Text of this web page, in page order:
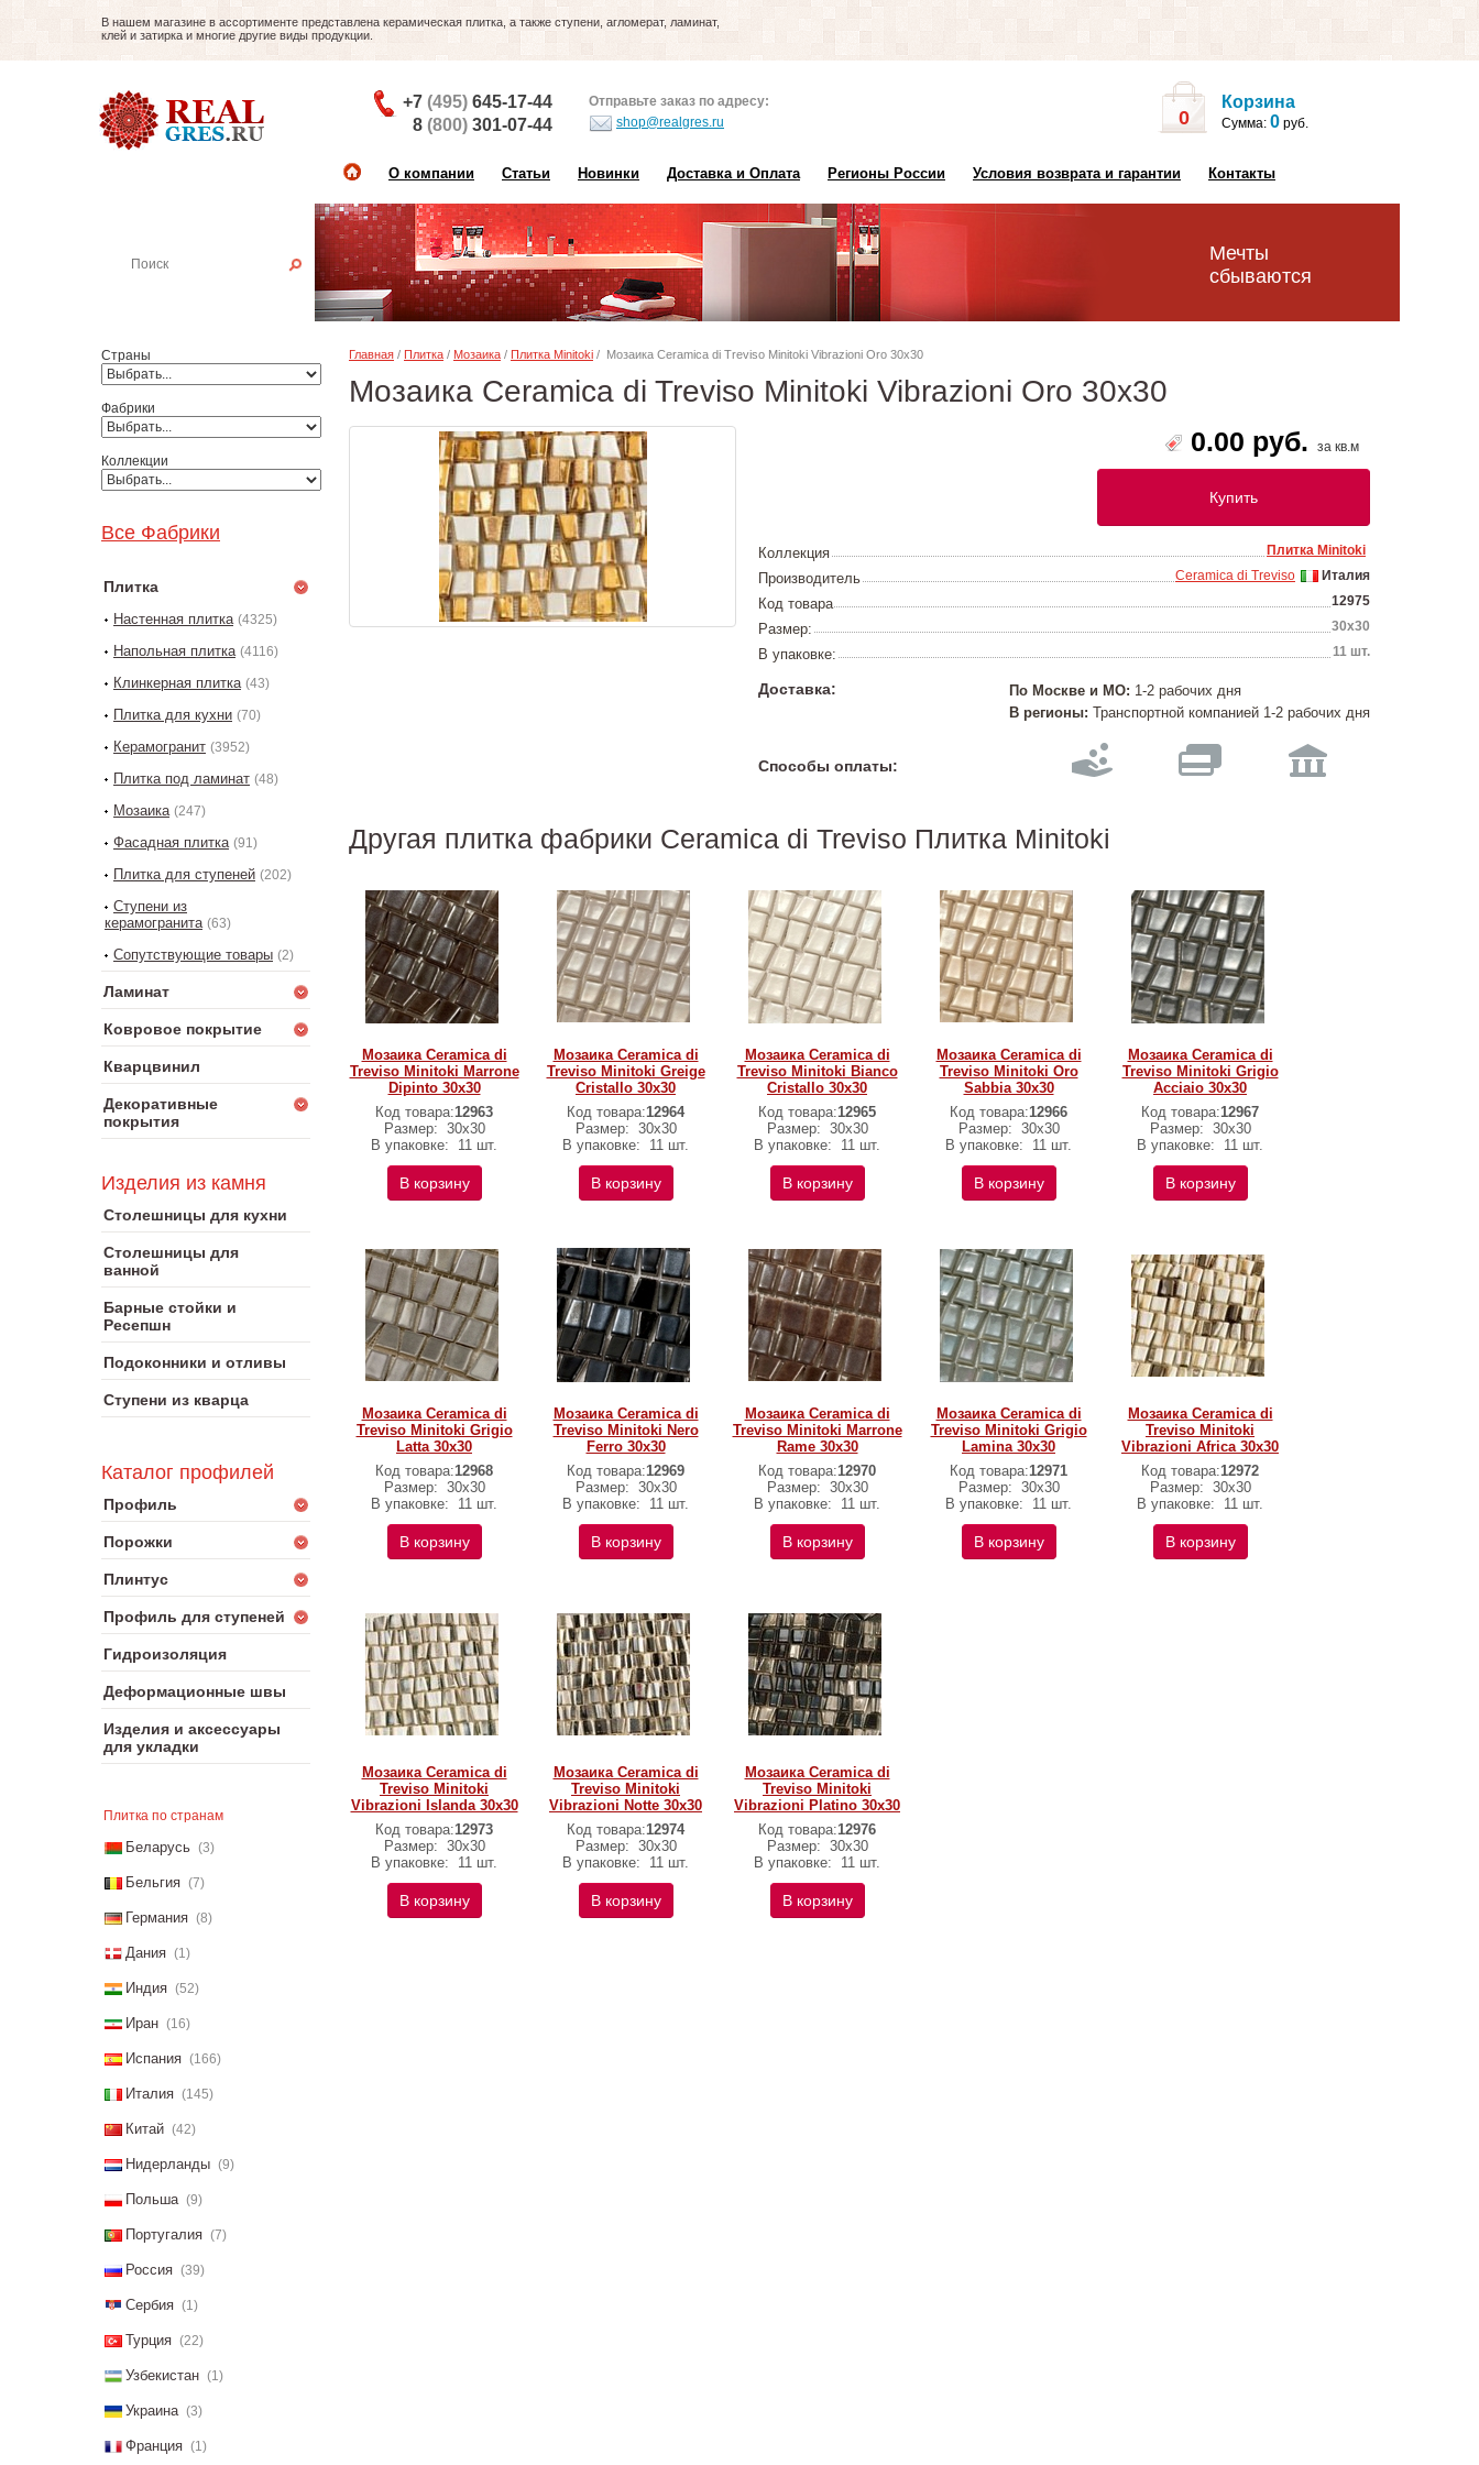
В нашем магазине в ассортименте представлена керамическая плитка, а также ступени, агломерат, ламинат,
клей и затирка и многие другие виды продукции.
+7 (495) 645-17-44
8 (800) 301-07-44
Отправьте заказ по адресу:
shop@realgres.ru
0
Корзина
Сумма: 0 руб.
О компании Статьи Новинки Доставка и Оплата Регионы России Условия возврата и гарантии Контакты
Мечты
сбываются
Страны
Фабрики
Коллекции
Все Фабрики
Плитка
Настенная плитка (4325)
Напольная плитка (4116)
Клинкерная плитка (43)
Плитка для кухни (70)
Керамогранит (3952)
Плитка под ламинат (48)
Мозаика (247)
Фасадная плитка (91)
Плитка для ступеней (202)
Ступени из
керамогранита (63)
Сопутствующие товары (2)
Ламинат
Ковровое покрытие
Кварцвинил
Декоративные
покрытия
Изделия из камня
Столешницы для кухни
Столешницы для
ванной
Барные стойки и
Ресепшн
Подоконники и отливы
Ступени из кварца
Каталог профилей
Профиль
Порожки
Плинтус
Профиль для ступеней
Гидроизоляция
Деформационные швы
Изделия и аксессуары
для укладки
Плитка по странам
Беларусь (3)
Бельгия (7)
Германия (8)
Дания (1)
Индия (52)
Иран (16)
Испания (166)
Италия (145)
Китай (42)
Нидерланды (9)
Польша (9)
Португалия (7)
Россия (39)
Сербия (1)
Турция (22)
Узбекистан (1)
Украина (3)
Франция (1)
Главная / Плитка / Мозаика / Плитка Minitoki / Мозаика Ceramica di Treviso Minitoki Vibrazioni Oro 30х30
Мозаика Ceramica di Treviso Minitoki Vibrazioni Oro 30х30
0.00 руб. за кв.м
Купить
Коллекция Плитка Minitoki
Производитель Италия
Ceramica di Treviso
Код товара 12975
Размер: 30х30
В упаковке: 11 шт.
Доставка: По Москве и МО: 1-2 рабочих дня
В регионы: Транспортной компанией 1-2 рабочих дня
Способы оплаты:
Другая плитка фабрики Ceramica di Treviso Плитка Minitoki
Мозаика Ceramica di
Treviso Minitoki Marrone
Dipinto 30х30
Код товара:12963
Размер: 30х30
В упаковке:
11 шт.
В корзину
Мозаика Ceramica di
Treviso Minitoki Greige
Cristallo 30х30
Код товара:12964
Размер: 30х30
В упаковке:
11 шт.
В корзину
Мозаика Ceramica di
Treviso Minitoki Bianco
Cristallo 30х30
Код товара:12965
Размер: 30х30
В упаковке:
11 шт.
В корзину
Мозаика Ceramica di
Treviso Minitoki Oro
Sabbia 30х30
Код товара:12966
Размер: 30х30
В упаковке:
11 шт.
В корзину
Мозаика Ceramica di
Treviso Minitoki Grigio
Acciaio 30х30
Код товара:12967
Размер: 30х30
В упаковке:
11 шт.
В корзину
Мозаика Ceramica di
Treviso Minitoki Grigio
Latta 30х30
Код товара:12968
Размер: 30х30
В упаковке:
11 шт.
В корзину
Мозаика Ceramica di
Treviso Minitoki Nero
Ferro 30х30
Код товара:12969
Размер: 30х30
В упаковке:
11 шт.
В корзину
Мозаика Ceramica di
Treviso Minitoki Marrone
Rame 30х30
Код товара:12970
Размер: 30х30
В упаковке:
11 шт.
В корзину
Мозаика Ceramica di
Treviso Minitoki Grigio
Lamina 30х30
Код товара:12971
Размер: 30х30
В упаковке:
11 шт.
В корзину
Мозаика Ceramica di
Treviso Minitoki
Vibrazioni Africa 30х30
Код товара:12972
Размер: 30х30
В упаковке:
11 шт.
В корзину
Мозаика Ceramica di
Treviso Minitoki
Vibrazioni Islanda 30х30
Код товара:12973
Размер: 30х30
В упаковке:
11 шт.
В корзину
Мозаика Ceramica di
Treviso Minitoki
Vibrazioni Notte 30х30
Код товара:12974
Размер: 30х30
В упаковке:
11 шт.
В корзину
Мозаика Ceramica di
Treviso Minitoki
Vibrazioni Platino 30х30
Код товара:12976
Размер: 30х30
В упаковке:
11 шт.
В корзину